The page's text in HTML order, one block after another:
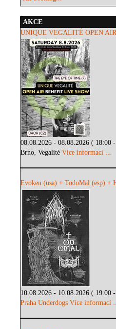
AKCE
UNIQUE VEGALITÉ OPEN
08.08.2026 - 08.08.2026 ( 18:00
Brno, VegalitéVíce informací ...
Evoken (usa) + TodoMal (esp) +
10.08.2026 - 10.08.2026 ( 19:00
Praha Underdogs Více informací